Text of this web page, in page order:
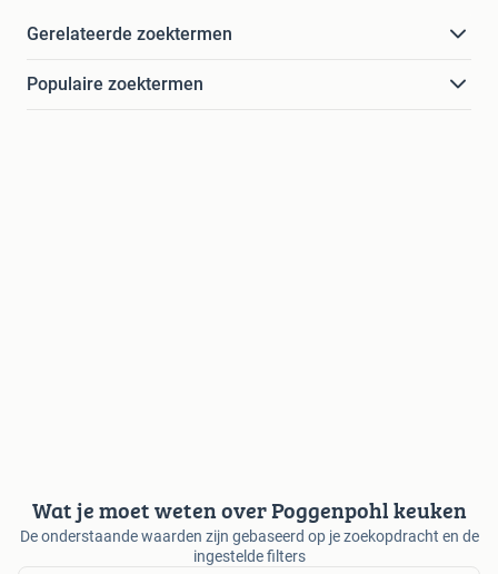
Gerelateerde zoektermen
Populaire zoektermen
Wat je moet weten over Poggenpohl keuken
De onderstaande waarden zijn gebaseerd op je zoekopdracht en de
ingestelde filters